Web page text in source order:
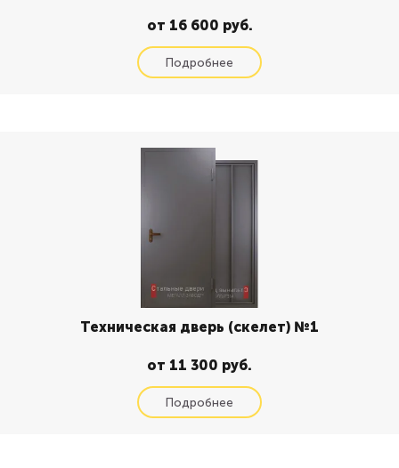
от 16 600 руб.
Техническая дверь (скелет) №1
от 11 300 руб.